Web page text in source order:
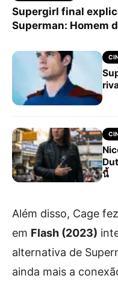
Supergirl final
Superman: Homem
นี้
Além disso, Cage
em Flash (2023)
alternativa de
ainda mais a